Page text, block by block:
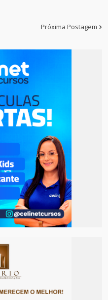
Próxima Postagem